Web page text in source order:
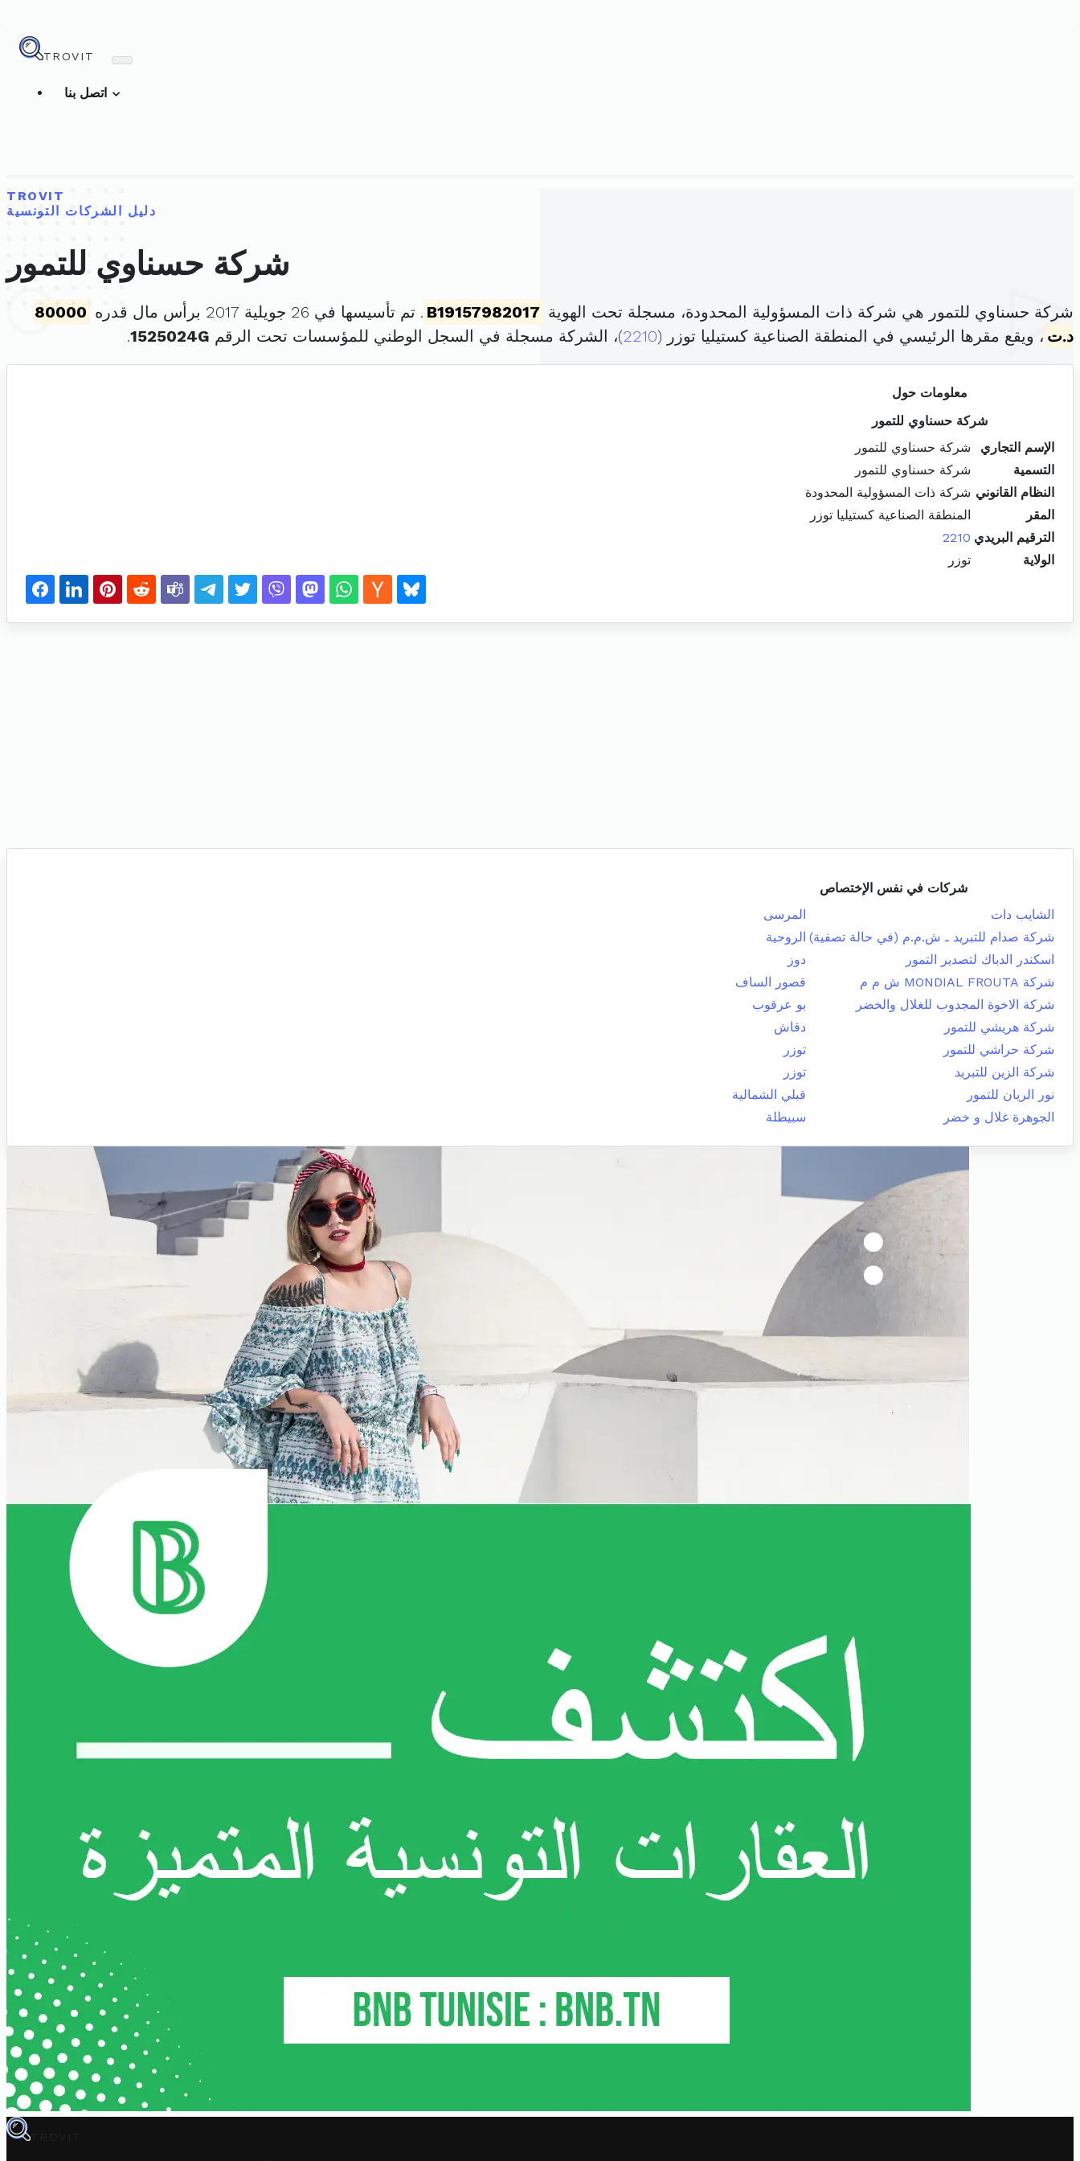
TROVIT
TROVIT
دليل الشركات التونسية
شركة حسناوي للتمور
شركة حسناوي للتمور هي شركة ذات المسؤولية المحدودة، مسجلة تحت الهوية B19157982017 . تم تأسيسها في 26 جويلية 2017 برأس مال قدره
80000
د.ت ، ويقع مقرها الرئيسي في المنطقة الصناعية كستيليا توزر (2210)، الشركة مسجلة في السجل الوطني للمؤسسات تحت الرقم 1525024G
.
معلومات حول
شركة حسناوي للتمور
الإسم التجاري
شركة حسناوي للتمور
التسمية
شركة حسناوي للتمور
النظام القانوني شركة ذات المسؤولية المحدودة
المقر
المنطقة الصناعية كستيليا توزر
الترقيم البريدي 2210
الولاية
توزر
شركات في نفس الإختصاص
الشايب دات
المرسى
شركة صدام للتبريد ـ ش.م.م (في حالة تصفية) الروحية
اسكندر الدباك لتصدير التمور
دوز
شركة MONDIAL FROUTA ش م م
قصور الساف
شركة الاخوة المجدوب للغلال والخضر
بو عرقوب
شركة هريشي للتمور
دقاش
شركة حراشي للتمور
توزر
شركة الزين للتبريد
توزر
نور الريان للتمور
قبلي الشمالية
الجوهرة غلال و خضر
سبيطلة
TROVIT